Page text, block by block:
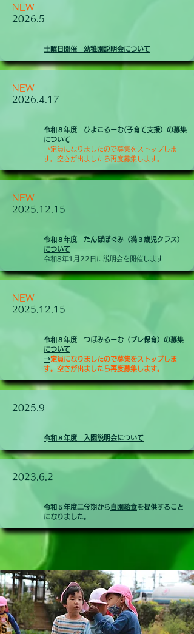
NEW
​2026.5
​土曜日開催 幼稚園説明会について
NEW
2026.4.17
​令和８年度 ひよこるーむ(子育て支援）の募集
について
→定員になりましたので募集をストップしま
す。空きが出ましたら再度募集します。
NEW
2025.12.15
​令和８年度 たんぽぽぐみ（満３歳児クラス）
について
令和8年1月22日に説明会を開催します
NEW
2025.12.15
​令和８年度 つぼみるーむ（プレ保育）の募集
について
​→定員になりましたので募集をストップしま
す。空きが出ましたら再度募集します。
​2025.9
​令和８年度 入園説明会について
2023.6.2
令和５年度二学期から自園給食を提供すること
になりました。